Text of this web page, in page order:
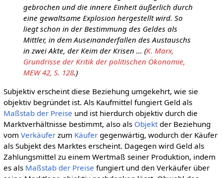
gebrochen und die innere Einheit äußerlich durch
eine gewaltsame Explosion hergestellt wird. So
liegt schon in der Bestimmung des Geldes als
Mittler, in dem Auseinanderfallen des Austauschs
in zwei Akte, der Keim der Krisen ... (K. Marx,
Grundrisse der Kritik der politischen Ökonomie,
MEW 42, S. 128.)
Subjektiv erscheint diese Beziehung umgekehrt, wie sie
objektiv begründet ist. Als Kaufmittel fungiert Geld als
Maßstab der Preise und ist hierdurch objektiv durch die
Marktverhältnisse bestimmt, also als Objektder Beziehung
vom Verkäuferzum Käufergegenwärtig, wodurch der Käufer
als Subjekt des Marktes erscheint. Dagegen wird Geld als
Zahlungsmittel zu einem Wertmaß seiner Produktion, indem
es als Maßstab der Preise fungiert und den Verkäufer über